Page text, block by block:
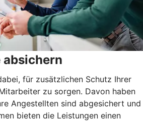
für zusätzlichen Schutz Ihrer
zu sorgen. Davon haben
Angestellten sind abgesichert und
bieten die Leistungen einen